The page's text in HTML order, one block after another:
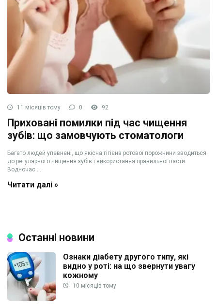
11 місяців тому 0 92
Приховані помилки під час чищення
зубів: що замовчують стоматологи
Багато людей упевнені, що якісна гігієна ротової порожнини зводиться
до регулярного чищення зубів і використання правильної пасти.
Водночас ...
Читати далі »
Останні новини
Ознаки діабету другого типу, які
видно у роті: на що звернути увагу
кожному
10 місяців тому